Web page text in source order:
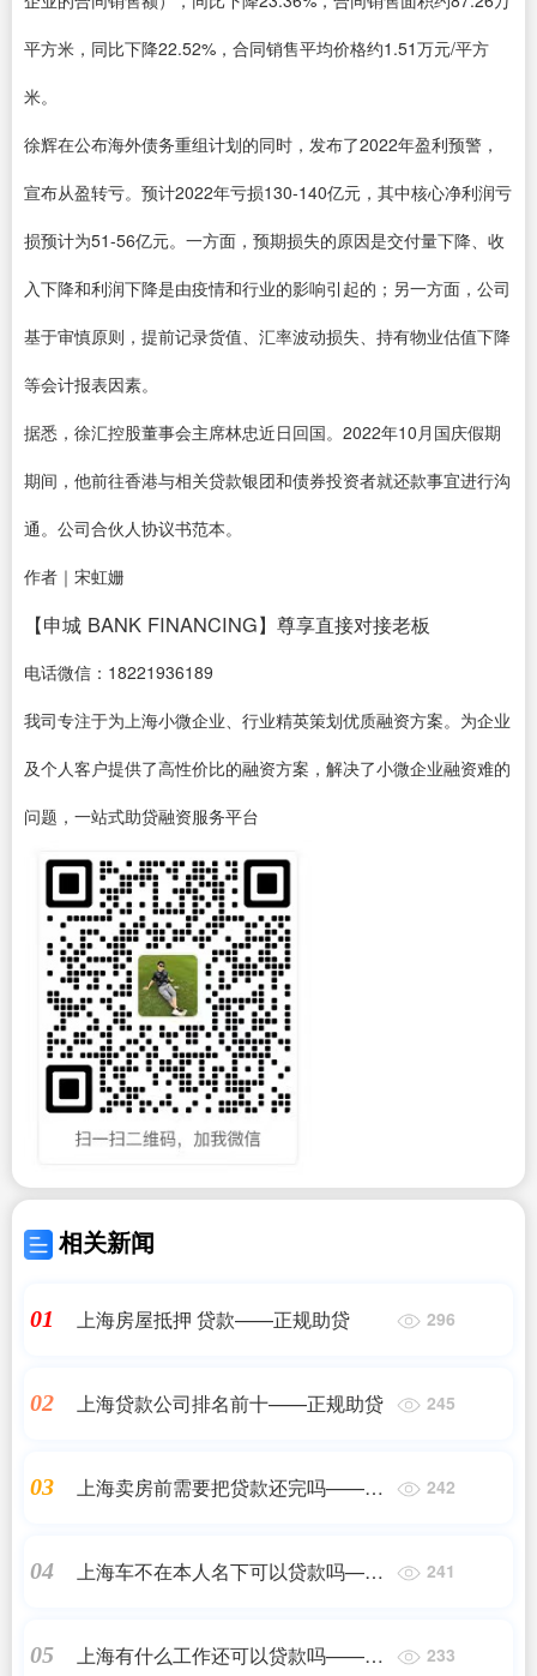
平方米，同比下降22.52%，合同销售平均价格约1.51万元/平方
米。
徐辉在公布海外债务重组计划的同时，发布了2022年盈利预警，
宣布从盈转亏。预计2022年亏损130-140亿元，其中核心净利润亏
损预计为51-56亿元。一方面，预期损失的原因是交付量下降、收
入下降和利润下降是由疫情和行业的影响引起的；另一方面，公司
基于审慎原则，提前记录货值、汇率波动损失、持有物业估值下降
等会计报表因素。
据悉，徐汇控股董事会主席林忠近日回国。2022年10月国庆假期
期间，他前往香港与相关贷款银团和债券投资者就还款事宜进行沟
通。公司合伙人协议书范本。
作者｜宋虹姗
【申城 BANK FINANCING】尊享直接对接老板
电话微信：18221936189
我司专注于为上海小微企业、行业精英策划优质融资方案。为企业
及个人客户提供了高性价比的融资方案，解决了小微企业融资难的
问题，一站式助贷融资服务平台
相关新闻
01 上海房屋抵押 贷款——正规助贷 296
02 上海贷款公司排名前十——正规助贷 245
03
上海卖房前需要把贷款还完吗——正
242
04
上海车不在本人名下可以贷款吗——
241
05
上海有什么工作还可以贷款吗——正
233